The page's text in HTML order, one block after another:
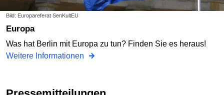
Bild: Europareferat SenKultEU
Europa
Was hat Berlin mit Europa zu tun? Finden Sie es heraus!
Weitere Informationen